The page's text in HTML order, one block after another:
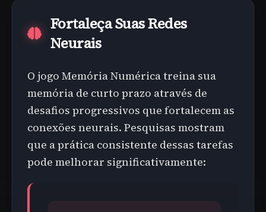
Fortaleça Suas Redes
Neurais
O jogo Memória Numérica treina sua
memória de curto prazo através de
desafios progressivos que fortalecem as
conexões neurais. Pesquisas mostram
que a prática consistente dessas tarefas
pode melhorar significativamente: